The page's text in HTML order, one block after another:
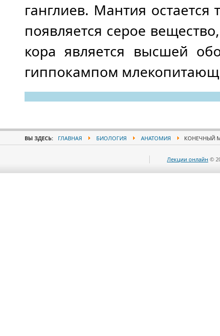
ганглиев. Мантия
появляется серое
кора является высшей
гиппокампом
ВЫ ЗДЕСЬ: ГЛАВНАЯ БИОЛОГИЯ АНАТОМИЯ КОНЕЧНЫЙ
Лекции онлайн ©